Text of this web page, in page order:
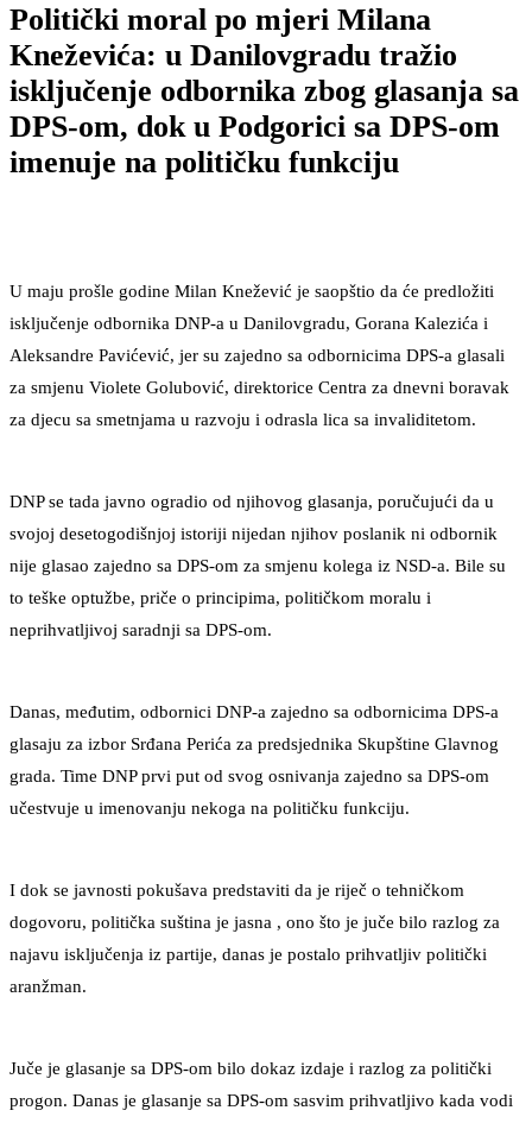
Politički moral po mjeri Milana
Kneževića: u Danilovgradu tražio
isključenje odbornika zbog glasanja sa
DPS-om, dok u Podgorici sa DPS-om
imenuje na političku funkciju
U maju prošle godine Milan Knežević je saopštio da će predložiti
isključenje odbornika DNP-a u Danilovgradu, Gorana Kalezića i
Aleksandre Pavićević, jer su zajedno sa odbornicima DPS-a glasali
za smjenu Violete Golubović, direktorice Centra za dnevni boravak
za djecu sa smetnjama u razvoju i odrasla lica sa invaliditetom.
DNP se tada javno ogradio od njihovog glasanja, poručujući da u
svojoj desetogodišnjoj istoriji nijedan njihov poslanik ni odbornik
nije glasao zajedno sa DPS-om za smjenu kolega iz NSD-a. Bile su
to teške optužbe, priče o principima, političkom moralu i
neprihvatljivoj saradnji sa DPS-om.
Danas, međutim, odbornici DNP-a zajedno sa odbornicima DPS-a
glasaju za izbor Srđana Perića za predsjednika Skupštine Glavnog
grada. Time DNP prvi put od svog osnivanja zajedno sa DPS-om
učestvuje u imenovanju nekoga na političku funkciju.
I dok se javnosti pokušava predstaviti da je riječ o tehničkom
dogovoru, politička suština je jasna , ono što je juče bilo razlog za
najavu isključenja iz partije, danas je postalo prihvatljiv politički
aranžman.
Juče je glasanje sa DPS-om bilo dokaz izdaje i razlog za politički
progon. Danas je glasanje sa DPS-om sasvim prihvatljivo kada vodi